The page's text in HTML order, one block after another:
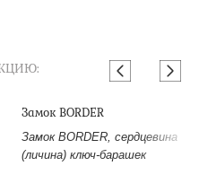
Замок BORDER
Замок BORDER, сердцевина
(личина) ключ-барашек